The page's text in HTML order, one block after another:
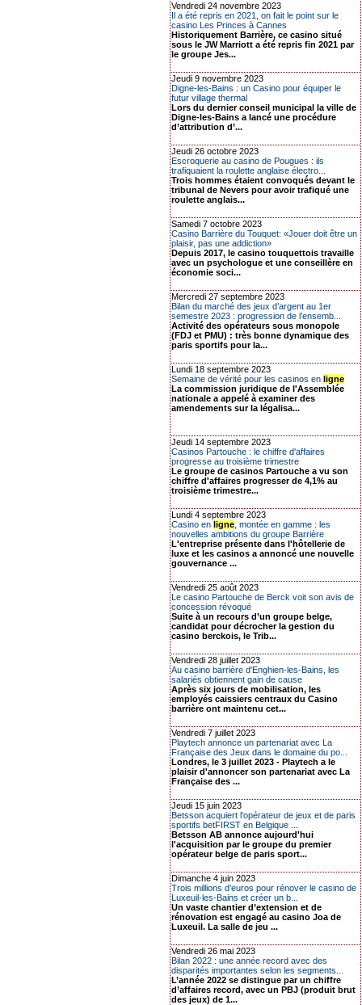
Vendredi 24 novembre 2023
Il a été repris en 2021, on fait le point sur le
casino Les Princes à Cannes
Historiquement Barrière, ce casino situé
sous le JW Marriott a été repris fin 2021 par
le groupe Jes...
Jeudi 9 novembre 2023
Digne-les-Bains : un Casino pour équiper le
futur village thermal
Lors du dernier conseil municipal la ville de
Digne-les-Bains a lancé une procédure
d’attribution d’...
Jeudi 26 octobre 2023
Escroquerie au casino de Pougues : ils
trafiquaient la roulette anglaise électro...
Trois hommes étaient convoqués devant le
tribunal de Nevers pour avoir trafiqué une
roulette anglais...
Samedi 7 octobre 2023
Casino Barrière du Touquet: «Jouer doit être un
plaisir, pas une addiction»
Depuis 2017, le casino touquettois travaille
avec un psychologue et une conseillère en
économie soci...
Mercredi 27 septembre 2023
Bilan du marché des jeux d’argent au 1er
semestre 2023 : progression de l’ensemb...
Activité des opérateurs sous monopole
(FDJ et PMU) : très bonne dynamique des
paris sportifs pour la...
Lundi 18 septembre 2023
Semaine de vérité pour les casinos en ligne
La commission juridique de l'Assemblée
nationale a appelé à examiner des
amendements sur la légalisa...
Jeudi 14 septembre 2023
Casinos Partouche : le chiffre d'affaires
progresse au troisième trimestre
Le groupe de casinos Partouche a vu son
chiffre d'affaires progresser de 4,1% au
troisième trimestre...
Lundi 4 septembre 2023
Casino en ligne , montée en gamme : les
nouvelles ambitions du groupe Barrière
L'entreprise présente dans l'hôtellerie de
luxe et les casinos a annoncé une nouvelle
gouvernance ...
Vendredi 25 août 2023
Le casino Partouche de Berck voit son avis de
concession révoqué
Suite à un recours d’un groupe belge,
candidat pour décrocher la gestion du
casino berckois, le Trib...
Vendredi 28 juillet 2023
Au casino barrière d'Enghien-les-Bains, les
salariés obtiennent gain de cause
Après six jours de mobilisation, les
employés caissiers centraux du Casino
barrière ont maintenu cet...
Vendredi 7 juillet 2023
Playtech annonce un partenariat avec La
Française des Jeux dans le domaine du po...
Londres, le 3 juillet 2023 - Playtech a le
plaisir d'annoncer son partenariat avec La
Française des ...
Jeudi 15 juin 2023
Betsson acquiert l'opérateur de jeux et de paris
sportifs betFIRST en Belgique ...
Betsson AB annonce aujourd'hui
l'acquisition par le groupe du premier
opérateur belge de paris sport...
Dimanche 4 juin 2023
Trois millions d’euros pour rénover le casino de
Luxeuil-les-Bains et créer un b...
Un vaste chantier d’extension et de
rénovation est engagé au casino Joa de
Luxeuil. La salle de jeu ...
Vendredi 26 mai 2023
Bilan 2022 : une année record avec des
disparités importantes selon les segments...
L’année 2022 se distingue par un chiffre
d’affaires record, avec un PBJ (produit brut
des jeux) de 1...